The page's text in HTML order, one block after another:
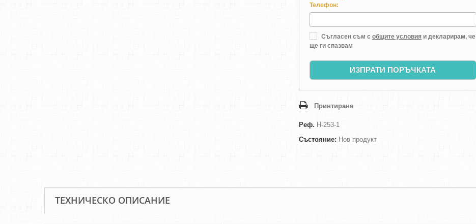
Телефон:
Съгласен съм с общите условия и декларирам, че
ще ги спазвам
ИЗПРАТИ ПОРЪЧКАТА
Принтиране
Реф. H-253-1
Състояние: Нов продукт
ТЕХНИЧЕСКО ОПИСАНИЕ